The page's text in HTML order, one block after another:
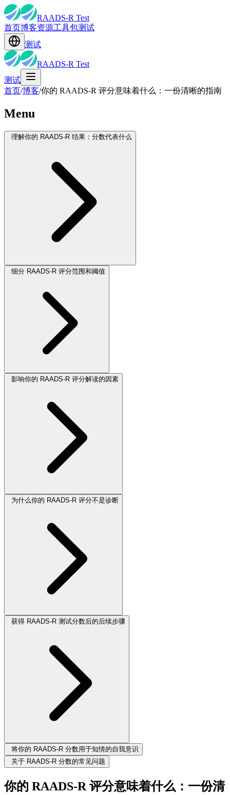
RAADS-R Test
首页博客资源工具包测试
测试
RAADS-R Test
测试
首页/博客/你的 RAADS-R 评分意味着什么：一份清晰的指南
Menu
理解你的 RAADS-R 结果：分数代表什么
细分 RAADS-R 评分范围和阈值
影响你的 RAADS-R 评分解读的因素
为什么你的 RAADS-R 评分不是诊断
获得 RAADS-R 测试分数后的后续步骤
将你的 RAADS-R 分数用于知情的自我意识
关于 RAADS-R 分数的常见问题
你的 RAADS-R 评分意味着什么：一份清